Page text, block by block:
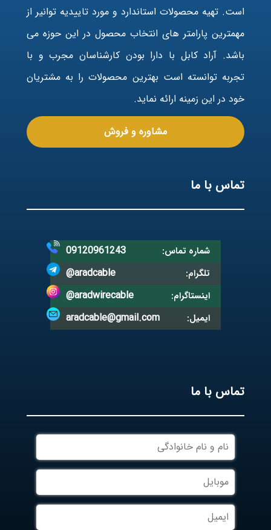
است. تهیه محصولات استاندارد و مورد تاییدیه توانیر از
مهمترین پارامتر های انتخاب محصول در این حوزه می
باشد. آراد کابل با دارا بودن کارشناسان مجرب و با
تجربه توانسته است بهترین محصولات را به مشتریان
خود در این زمینه ارائه نماید.
مشاوره و فروش
تماس با ما
شماره تماس: 09120961243
تلگرام: @aradcable
اینستاگرام: @aradwirecable
ایمیل: aradcable@gmail.com
تماس با ما